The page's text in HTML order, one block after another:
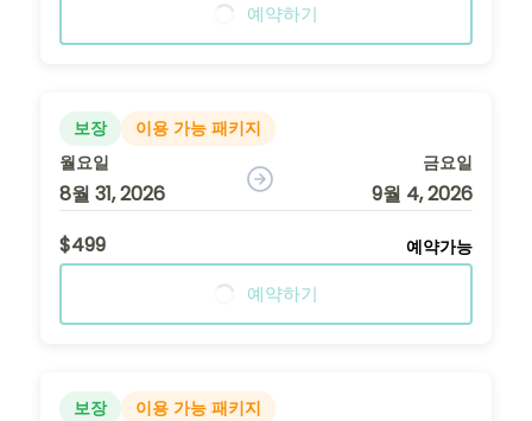
예약하기
보장
이용 가능 패키지
월요일
8월 31, 2026
금요일
9월 4, 2026
$499
예약가능
예약하기
보장
이용 가능 패키지